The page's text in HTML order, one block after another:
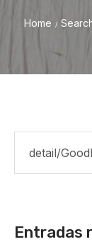
Home /
Entradas